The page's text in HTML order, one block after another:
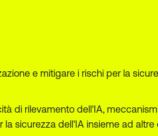
e mitigare i rischi per la
di rilevamento dell'IA,
sicurezza dell'IA insieme ad